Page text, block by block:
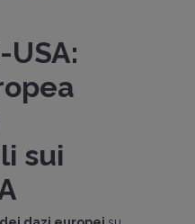
sui